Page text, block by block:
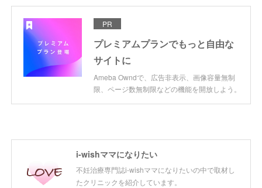
PR
プレミアムプランでもっと自由な
サイトに
Ameba Owndで、広告非表示、画像容量無制
限、ページ数無制限などの機能を開放しよう。
i-wishママになりたい
不妊治療専門誌i-wishママになりたいの中で取材し
たクリニックを紹介しています。